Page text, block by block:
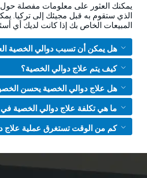
يمكنك العثور على معلومات مفصلة حول
الذي ستقوم به قبل مجيئك إلى تركيا.
المبيعات الخاص بك إذا كانت لديك أي
هل يمكن أن تسبب دوالي الخصية
كيف يتم علاج دوالي الخصية؟
هل علاج دوالي الخصية يحسن
ما هي تكلفة علاج دوالي الخصية في
كم من الوقت تستغرق عملية علاج